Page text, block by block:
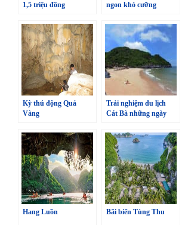
1,5 triệu đồng
ngon khó cưỡng
Kỳ thú động Quả
Vàng
Trải nghiệm du lịch
Cát Bà những ngày
Hang Luồn Bãi biển Tùng Thu